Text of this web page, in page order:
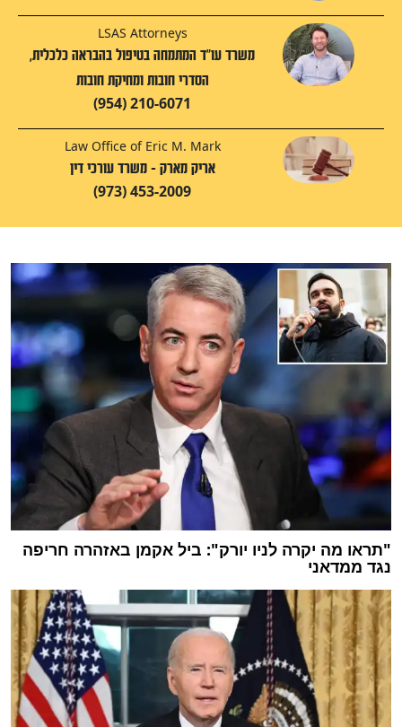
LSAS Attorneys
משרד עו"ד המתמחה בטיפול בהבראה כלכלית,
הסדרי חובות ומחיקת חובות
(954) 210-6071
Law Office of Eric M. Mark
אריק מארק - משרד עורכי דין
(973) 453-2009
"תראו מה יקרה לניו יורק": ביל אקמן באזהרה חריפה
נגד ממדאני